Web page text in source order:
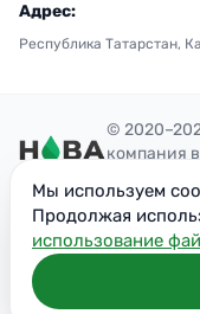
Адрес:
Республика Татарстан,
©
компания
ОГРН: 1207700300851
ИНН: 7716949113
Мы используем
Продолжая
использование